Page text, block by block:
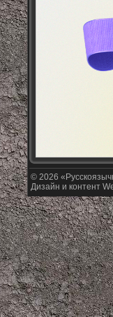
© 2026
Дизайн и контент